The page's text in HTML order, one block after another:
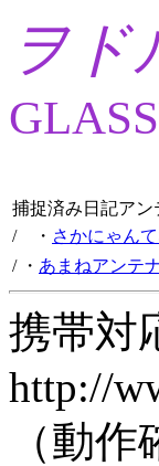
ヲド
捕捉済み日記アン
/ ・ さかにゃん
/ ・ あまねアンテ
携帯対
http://
（動